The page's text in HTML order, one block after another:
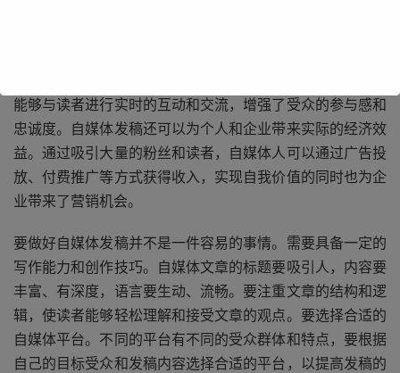
能够与读者进行实时的互动和交流，增强了受众的参与感和
忠诚度。自媒体发稿还可以为个人和企业带来实际的经济效
益。通过吸引大量的粉丝和读者，自媒体人可以通过广告投
放、付费推广等方式获得收入，实现自我价值的同时也为企
业带来了营销机会。
要做好自媒体发稿并不是一件容易的事情。需要具备一定的
写作能力和创作技巧。自媒体文章的标题要吸引人，内容要
丰富、有深度，语言要生动、流畅。要注重文章的结构和逻
辑，使读者能够轻松理解和接受文章的观点。要选择合适的
自媒体平台。不同的平台有不同的受众群体和特点，要根据
自己的目标受众和发稿内容选择合适的平台，以提高发稿的